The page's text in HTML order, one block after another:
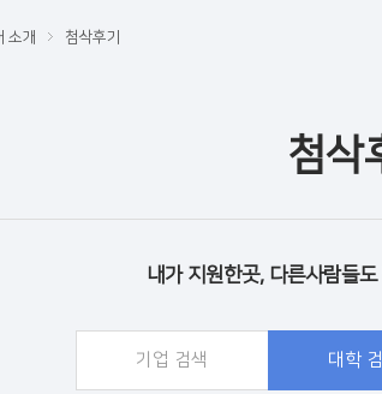
소개 첨삭후기
첨삭
내가 지원한곳, 다른사람들
기업 검색 대학